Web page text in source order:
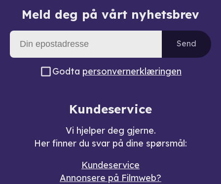
Meld deg på vårt nyhetsbrev
Send
Godta personvernerklæringen
Kundeservice
Vi hjelper deg gjerne.
Her finner du svar på dine spørsmål:
Kundeservice
Annonsere på Filmweb?